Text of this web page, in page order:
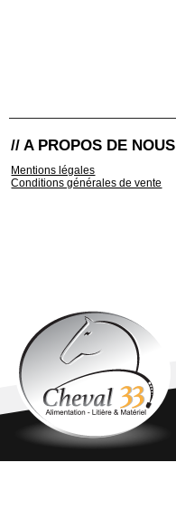
// A PROPOS DE NOUS
Mentions légales
Conditions générales de vente